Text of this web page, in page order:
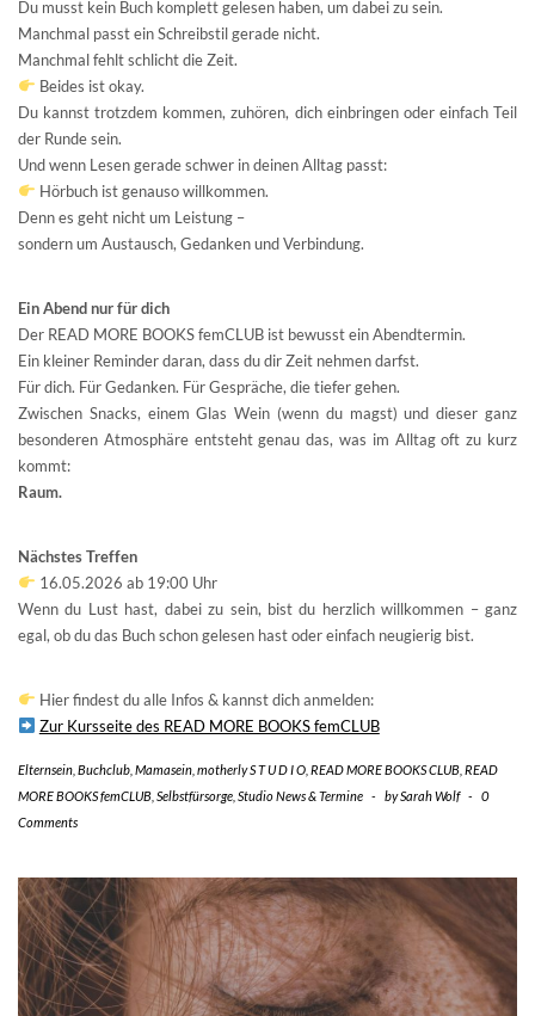
Du musst kein Buch komplett gelesen haben, um dabei zu sein.
Manchmal passt ein Schreibstil gerade nicht.
Manchmal fehlt schlicht die Zeit.
Beides ist okay.
Du kannst trotzdem kommen, zuhören, dich einbringen oder einfach Teil
der Runde sein.
Und wenn Lesen gerade schwer in deinen Alltag passt:
Hörbuch ist genauso willkommen.
Denn es geht nicht um Leistung –
sondern um Austausch, Gedanken und Verbindung.
Ein Abend nur für dich
Der READ MORE BOOKS femCLUB ist bewusst ein Abendtermin.
Ein kleiner Reminder daran, dass du dir Zeit nehmen darfst.
Für dich. Für Gedanken. Für Gespräche, die tiefer gehen.
Zwischen Snacks, einem Glas Wein (wenn du magst) und dieser ganz
besonderen Atmosphäre entsteht genau das, was im Alltag oft zu kurz
kommt:
Raum.
Nächstes Treffen
16.05.2026 ab 19:00 Uhr
Wenn du Lust hast, dabei zu sein, bist du herzlich willkommen – ganz
egal, ob du das Buch schon gelesen hast oder einfach neugierig bist.
Hier findest du alle Infos & kannst dich anmelden:
Zur Kursseite des READ MORE BOOKS femCLUB
Elternsein Buchclub Mamasein motherly S T U D I O READ MORE BOOKS CLUB READ
MORE BOOKS femCLUB Selbstfürsorge Studio News & Termine - bySarah Wolf -
0
Comments